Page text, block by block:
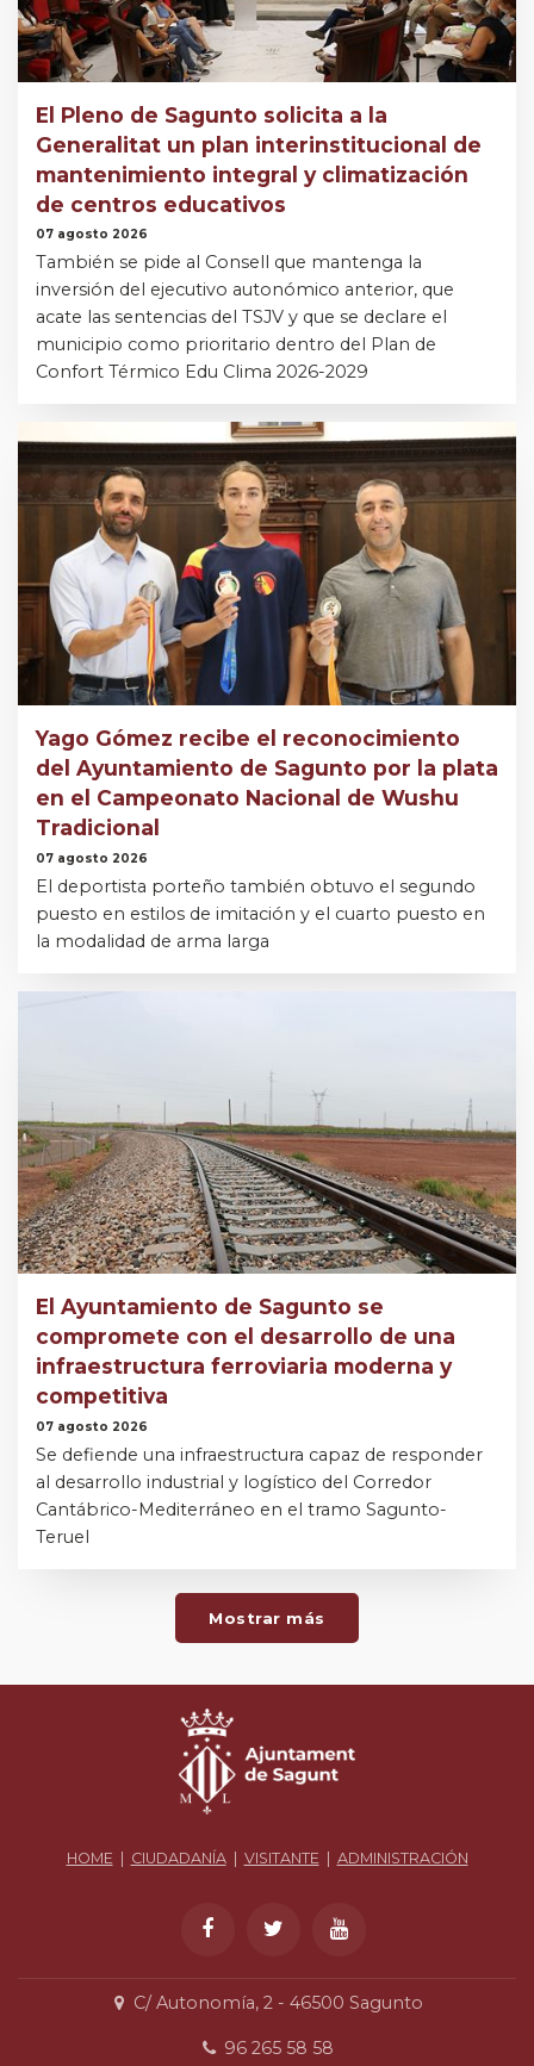
El Pleno de Sagunto solicita a la
Generalitat un plan interinstitucional de
mantenimiento integral y climatización
de centros educativos
07 agosto 2026
También se pide al Consell que mantenga la
inversión del ejecutivo autonómico anterior, que
acate las sentencias del TSJV y que se declare el
municipio como prioritario dentro del Plan de
Confort Térmico Edu Clima 2026-2029
Yago Gómez recibe el reconocimiento
del Ayuntamiento de Sagunto por la plata
en el Campeonato Nacional de Wushu
Tradicional
07 agosto 2026
El deportista porteño también obtuvo el segundo
puesto en estilos de imitación y el cuarto puesto en
la modalidad de arma larga
El Ayuntamiento de Sagunto se
compromete con el desarrollo de una
infraestructura ferroviaria moderna y
competitiva
07 agosto 2026
Se defiende una infraestructura capaz de responder
al desarrollo industrial y logístico del Corredor
Cantábrico-Mediterráneo en el tramo Sagunto-
Teruel
Mostrar más
HOME | CIUDADANÍA| VISITANTE | ADMINISTRACIÓN
C/ Autonomía, 2 - 46500 Sagunto
96 265 58 58